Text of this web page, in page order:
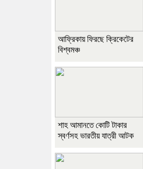
আফ্রিকায় ফিরছে ক্রিকেটের
বিশ্বমঞ্চ
শাহ আমানতে কোটি টাকার
স্বর্ণসহ ভারতীয় যাত্রী আটক